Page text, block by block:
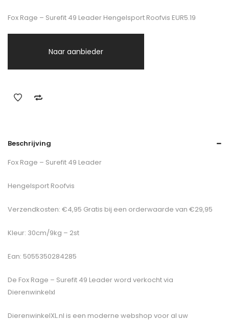
Fox Rage – Surefit 49 Leader Hengelsport Roofvis EUR5.19
Naar aanbieder
Beschrijving
Fox Rage – Surefit 49 Leader
Hengelsport Roofvis
Verzendkosten: €4,95 Gratis bij een orderwaarde van €29,95
Kleur: 30cm/9kg – 2st
Ean: 5055350284285
De Fox Rage – Surefit 49 Leaderword verkocht via
Dierenwinkelxl
DierenwinkelXL.nl is een moderne webshop voor al uw